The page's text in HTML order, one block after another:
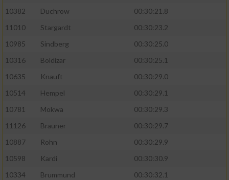
10382
Duchrow
00:30:21.8
11010
Stargardt
00:30:23.2
10985
Sindberg
00:30:25.0
10316
Boldizar
00:30:25.1
10635
Knauft
00:30:29.0
10514
Hempel
00:30:29.1
10781
Mokwa
00:30:29.3
11126
Brauner
00:30:29.7
10887
Rohn
00:30:29.9
10598
Kardi
00:30:30.9
10334
Brummund
00:30:32.1